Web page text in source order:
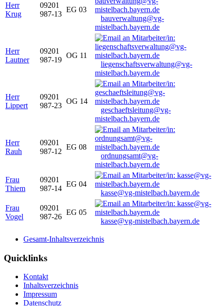
Herr
Krug
09201
987-13
EG 03
bauverwaltung@vg-
mistelbach.bayern.de
Herr
Lautner
09201
987-19
OG 11
liegenschaftsverwaltung@vg-
mistelbach.bayern.de
Herr
Lippert
09201
987-23
OG 14
geschaeftsleitung@vg-
mistelbach.bayern.de
Herr
Rauh
09201
987-12
EG 08
ordnungsamt@vg-
mistelbach.bayern.de
Frau
Thiem
09201
987-14
EG 04
kasse@vg-mistelbach.bayern.de
Frau
Vogel
09201
987-26
EG 05
kasse@vg-mistelbach.bayern.de
Gesamt-Inhaltsverzeichnis
Quicklinks
Kontakt
Inhaltsverzeichnis
Impressum
Datenschutz